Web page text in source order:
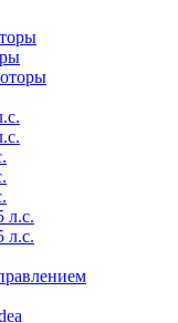
л.с.
л.с.